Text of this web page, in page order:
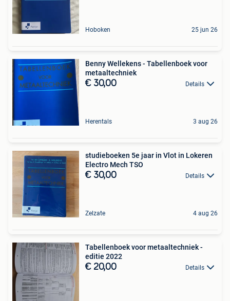
Hoboken 25 jun 26
Benny Wellekens - Tabellenboek voor
metaaltechniek
€ 30,00 Details
Herentals 3 aug 26
studieboeken 5e jaar in Vlot in Lokeren
Electro Mech TSO
€ 30,00 Details
Zelzate 4 aug 26
Tabellenboek voor metaaltechniek -
editie 2022
€ 20,00 Details